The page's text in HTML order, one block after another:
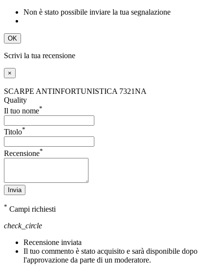
Non è stato possibile inviare la tua segnalazione
OK
Scrivi la tua recensione
×
SCARPE ANTINFORTUNISTICA 7321NA
Quality
Il tuo nome*
Titolo*
Recensione*
Invia
* Campi richiesti
check_circle
Recensione inviata
Il tuo commento è stato acquisito e sarà disponibile dopo
l'approvazione da parte di un moderatore.